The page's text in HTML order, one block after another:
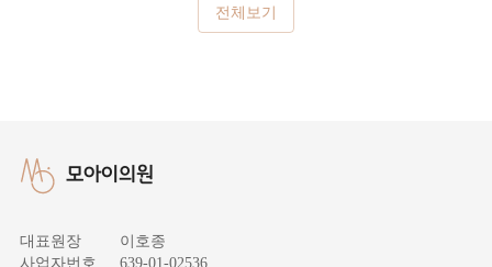
전체보기
모아이의원
대표원장
이호종
사업자번호
639-01-02536